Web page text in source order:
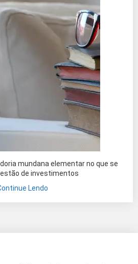
mundana elementar no que se
de investimentos
Lendo